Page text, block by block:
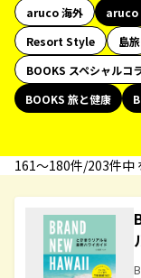
aruco 海外
aruco
Resort Style
島旅
BOOKS スペシャルコ
BOOKS 旅と健康
161〜180件/203件中